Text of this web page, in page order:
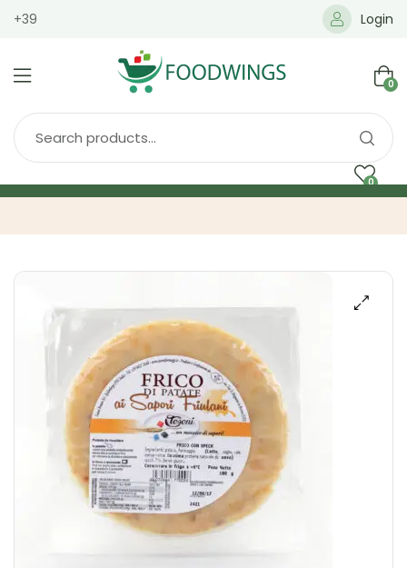
+39 Login
0
0